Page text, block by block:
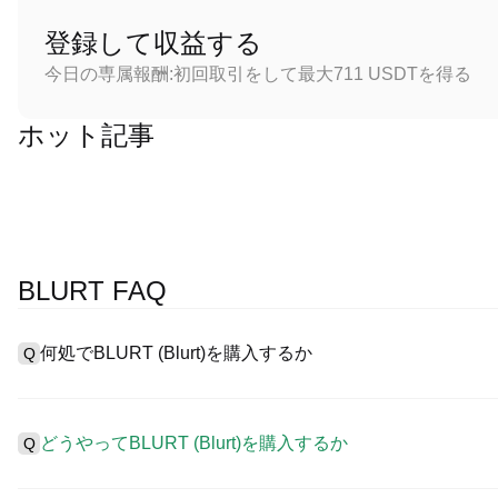
登録して収益する
今日の専属報酬:初回取引をして最大711 USDTを得る
ホット記事
BLURT FAQ
Q 何処でBLURT (Blurt)を購入するか
ーザーに向けるインターフェース、高質・多様な取引ツールを
引を認め、競争力のある取引手数料を用意しています。
Q どうやってBLURT (Blurt)を購入するか